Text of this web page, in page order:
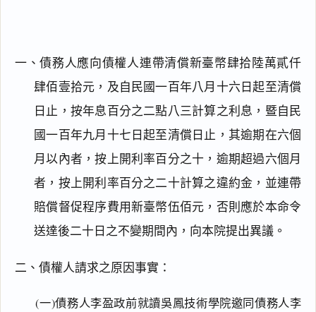
一、債務人應向債權人連帶清償新臺幣肆拾陸萬貳仟
肆佰壹拾元，及自民國一百年八月十六日起至清償
日止，按年息百分之二點八三計算之利息，暨自民
國一百年九月十七日起至清償日止，其逾期在六個
月以內者，按上開利率百分之十，逾期超過六個月
者，按上開利率百分之二十計算之違約金，並連帶
賠償督促程序費用新臺幣伍佰元，否則應於本命令
送達後二十日之不變期間內，向本院提出異議。
二、債權人請求之原因事實：
(一)債務人李盈政前就讀吳鳳技術學院邀同債務人李